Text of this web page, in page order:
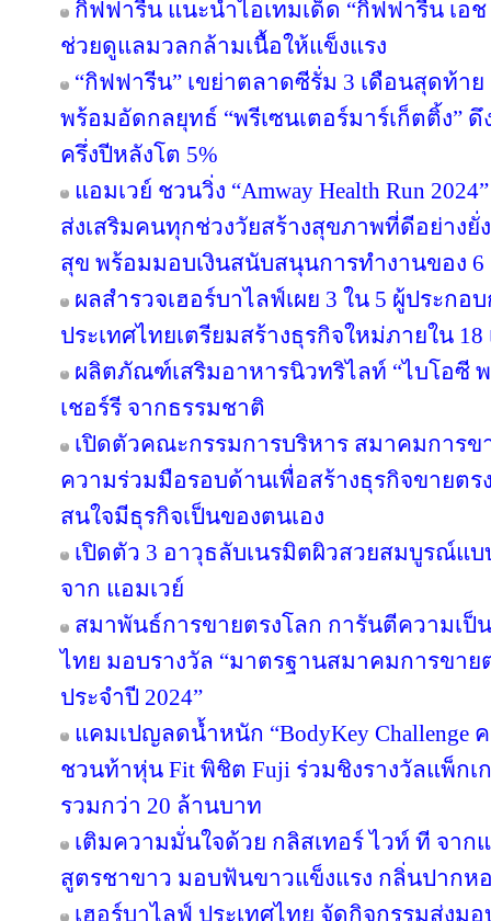
กิฟฟารีน แนะนำไอเทมเด็ด “กิฟฟารีน เอ
ช่วยดูแลมวลกล้ามเนื้อให้แข็งแรง
“กิฟฟารีน” เขย่าตลาดซีรั่ม 3 เดือนสุดท้า
พร้อมอัดกลยุทธ์ “พรีเซนเตอร์มาร์เก็ตติ้ง”
ครึ่งปีหลังโต 5%
แอมเวย์ ชวนวิ่ง “Amway Health Run
ส่งเสริมคนทุกช่วงวัยสร้างสุขภาพที่ดีอย่าง
สุข พร้อมมอบเงินสนับสนุนการทำงานของ
ผลสำรวจเฮอร์บาไลฟ์เผย 3 ใน 5 ผู้ประกอ
ประเทศไทยเตรียมสร้างธุรกิจใหม่ภายใน 18
ผลิตภัณฑ์เสริมอาหารนิวทริไลท์ “ไบโอซี
เชอร์รี จากธรรมชาติ
เปิดตัวคณะกรรมการบริหาร สมาคมการ
ความร่วมมือรอบด้านเพื่อสร้างธุรกิจขายตร
สนใจมีธุรกิจเป็นของตนเอง
เปิดตัว 3 อาวุธลับเนรมิตผิวสวยสมบูรณ์แบ
จาก แอมเวย์
สมาพันธ์การขายตรงโลก การันตีความเป็
ไทย มอบรางวัล “มาตรฐานสมาคมการขา
ประจำปี 2024”
แคมเปญลดน้ำหนัก “BodyKey Challenge
ชวนท้าหุ่น Fit พิชิต Fuji ร่วมชิงรางวัลแพ็กเ
รวมกว่า 20 ล้านบาท
เติมความมั่นใจด้วย กลิสเทอร์ ไวท์ ที จาก
สูตรชาขาว มอบฟันขาวแข็งแรง กลิ่นปากห
เฮอร์บาไลฟ์ ประเทศไทย จัดกิจกรรมส่ง